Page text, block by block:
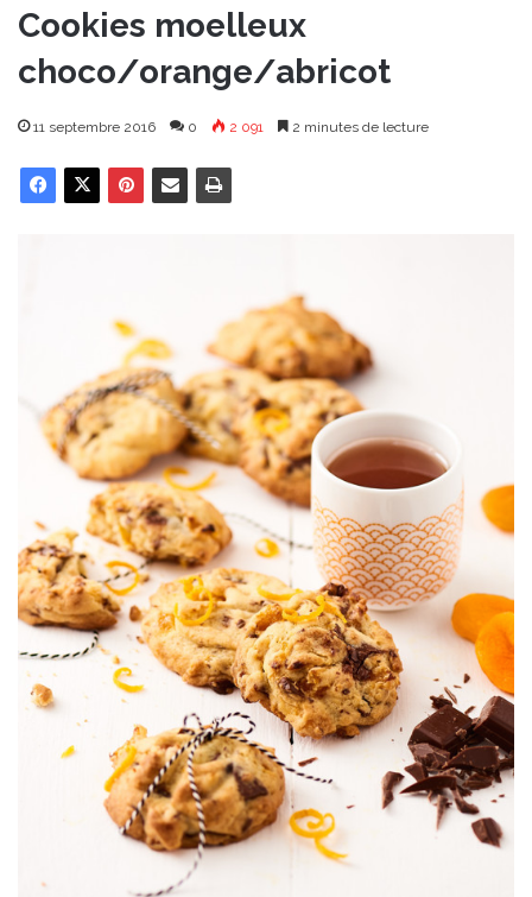
Cookies moelleux
choco/orange/abricot
11 septembre 2016 0 2 091 2 minutes de lecture